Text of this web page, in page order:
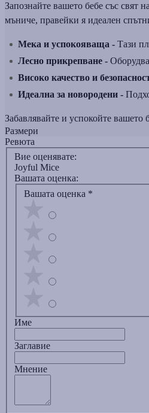
Запознайте вашето бебе със свят
мъниче, правейки я идеален
Мека и успокояваща - Тази
Лесно прикрепване -
Високо качество и
Идеална за новородени -
Забавлявайте и успокойте вашето
Размери
Ревюта
Вие оценявате:
Joyful Mice
Вашата оценка:
Вашата оценка *
Име
Заглавиe
Мнение